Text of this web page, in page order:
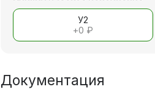
У2
+0 ₽
Документация